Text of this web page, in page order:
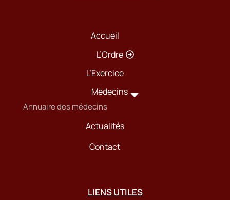
Accueil
L’Ordre
L’Exercice
Médecins
Annuaire des médecins
Actualités
Contact
LIENS UTILES